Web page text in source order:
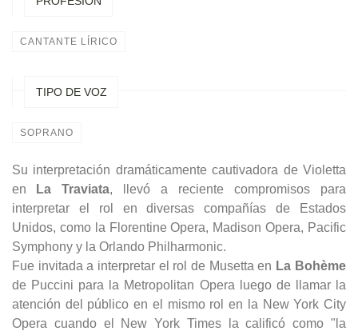
CANTANTE LÍRICO
TIPO DE VOZ
SOPRANO
Su interpretación dramáticamente cautivadora de Violetta
en
La Traviata, llevó a reciente compromisos para
interpretar el rol en diversas compañías de Estados
Unidos, como la Florentine Opera, Madison Opera, Pacific
Symphony y la Orlando Philharmonic.
Fue invitada a interpretar el rol de Musetta en La Bohème
de Puccini para la Metropolitan Opera luego de llamar la
atención del público en el mismo rol en la New York City
Opera cuando el New York Times la calificó como "la